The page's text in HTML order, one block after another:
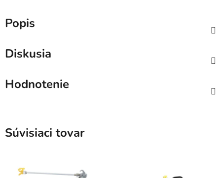
Popis
Diskusia
Hodnotenie
Súvisiaci tovar